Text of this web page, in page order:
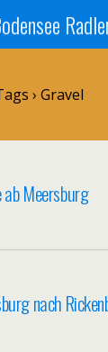
› Gravel
Meersburg
nach